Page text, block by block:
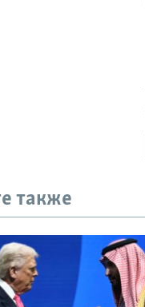
также